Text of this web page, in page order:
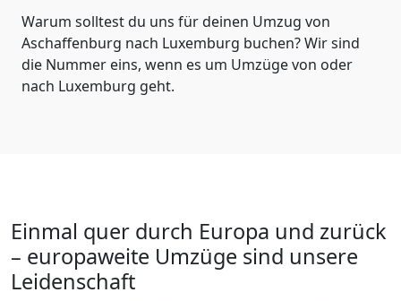
Warum solltest du uns für deinen Umzug von
Aschaffenburg nach Luxemburg buchen? Wir sind
die Nummer eins, wenn es um Umzüge von oder
nach Luxemburg geht.
Einmal quer durch Europa und zurück
– europaweite Umzüge sind unsere
Leidenschaft